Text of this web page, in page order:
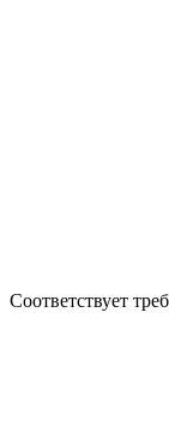
Соответствует